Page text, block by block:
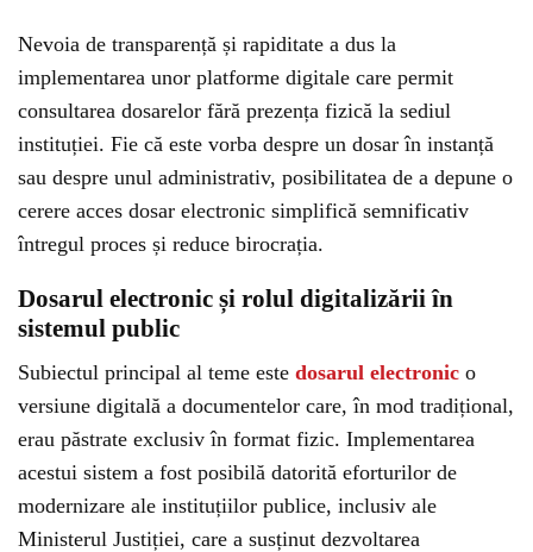
Nevoia de transparență și rapiditate a dus la
implementarea unor platforme digitale care permit
consultarea dosarelor fără prezența fizică la sediul
instituției. Fie că este vorba despre un dosar în instanță
sau despre unul administrativ, posibilitatea de a depune o
cerere acces dosar electronic simplifică semnificativ
întregul proces și reduce birocrația.
Dosarul electronic și rolul digitalizării în
sistemul public
Subiectul principal al teme este dosarul electronic o
versiune digitală a documentelor care, în mod tradițional,
erau păstrate exclusiv în format fizic. Implementarea
acestui sistem a fost posibilă datorită eforturilor de
modernizare ale instituțiilor publice, inclusiv ale
Ministerul Justiției, care a susținut dezvoltarea